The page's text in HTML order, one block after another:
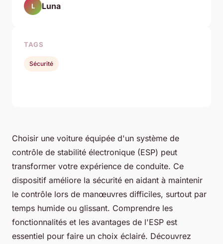
Choisir une voiture équipée d'un système de
contrôle de stabilité électronique (ESP) peut
transformer votre expérience de conduite. Ce
dispositif améliore la sécurité en aidant à maintenir
le contrôle lors de manœuvres difficiles, surtout par
temps humide ou glissant. Comprendre les
fonctionnalités et les avantages de l'ESP est
essentiel pour faire un choix éclairé. Découvrez
L Luna
TAGS
Sécurité